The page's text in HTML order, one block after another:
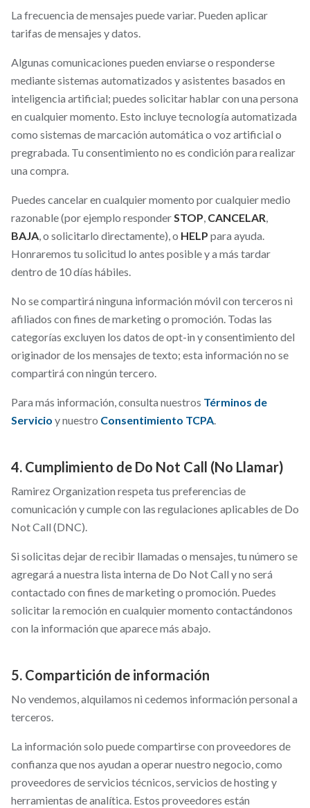
La frecuencia de mensajes puede variar. Pueden aplicar
tarifas de mensajes y datos.
Algunas comunicaciones pueden enviarse o responderse
mediante sistemas automatizados y asistentes basados en
inteligencia artificial; puedes solicitar hablar con una persona
en cualquier momento. Esto incluye tecnología automatizada
como sistemas de marcación automática o voz artificial o
pregrabada. Tu consentimiento no es condición para realizar
una compra.
Puedes cancelar en cualquier momento por cualquier medio
razonable (por ejemplo responderSTOP, CANCELAR,
BAJA, o solicitarlo directamente), o HELP para ayuda.
Honraremos tu solicitud lo antes posible y a más tardar
dentro de 10 días hábiles.
No se compartirá ninguna información móvil con terceros ni
afiliados con fines de marketing o promoción. Todas las
categorías excluyen los datos de opt-in y consentimiento del
originador de los mensajes de texto; esta información no se
compartirá con ningún tercero.
Para más información, consulta nuestros Términos de
Servicio y nuestro Consentimiento TCPA.
4. Cumplimiento de Do Not Call (No Llamar)
Ramirez Organization respeta tus preferencias de
comunicación y cumple con las regulaciones aplicables de Do
Not Call (DNC).
Si solicitas dejar de recibir llamadas o mensajes, tu número se
agregará a nuestra lista interna de Do Not Call y no será
contactado con fines de marketing o promoción. Puedes
solicitar la remoción en cualquier momento contactándonos
con la información que aparece más abajo.
5. Compartición de información
No vendemos, alquilamos ni cedemos información personal a
terceros.
La información solo puede compartirse con proveedores de
confianza que nos ayudan a operar nuestro negocio, como
proveedores de servicios técnicos, servicios de hosting y
herramientas de analítica. Estos proveedores están